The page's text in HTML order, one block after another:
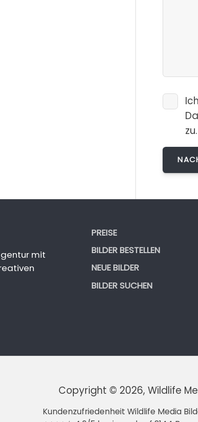
zu.
mit
PREISE
BILDER BESTELLEN
NEUE BILDER
BILDER SUCHEN
Copyright © 2026, Wildlife
Kundenzufriedenheit Wildlife Media